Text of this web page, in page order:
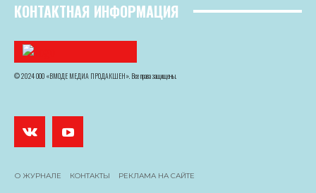
КОНТАКТНАЯ ИНФОРМАЦИЯ
© 2024 ООО «ВМОДЕ МЕДИА ПРОДАКШЕН». Все права защищены.
О ЖУРНАЛЕ КОНТАКТЫ РЕКЛАМА НА САЙТЕ